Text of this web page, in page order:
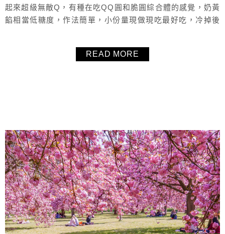
起來超級無敵Q，有種在吃QQ圓和脆圓綜合體的感覺，奶黃
餡相當低糖度，作法簡單，小份量現做現吃最好吃，冷掉後
READ MORE
About